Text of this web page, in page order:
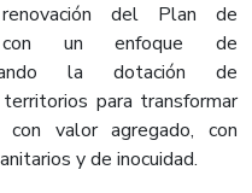
del Plan de
con un enfoque de
la dotación de
para transformar
valor agregado, con
y de inocuidad.